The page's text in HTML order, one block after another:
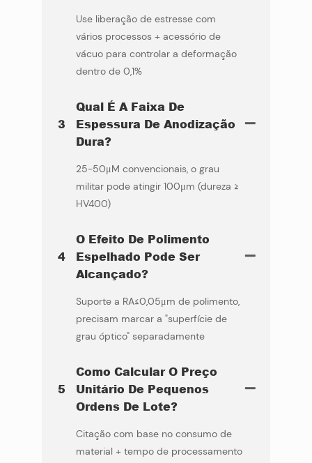
Use liberação de estresse com
vários processos + acessório de
vácuo para controlar a deformação
dentro de 0,1%
3
Qual É A Faixa De
Espessura De Anodização
Dura?
25-50μM convencionais, o grau
militar pode atingir 100μm (dureza ≥
HV400)
4
O Efeito De Polimento
Espelhado Pode Ser
Alcançado?
Suporte a RA≤0,05μm de polimento,
precisam marcar a "superfície de
grau óptico" separadamente
5
Como Calcular O Preço
Unitário De Pequenos
Ordens De Lote?
Citação com base no consumo de
material + tempo de processamento